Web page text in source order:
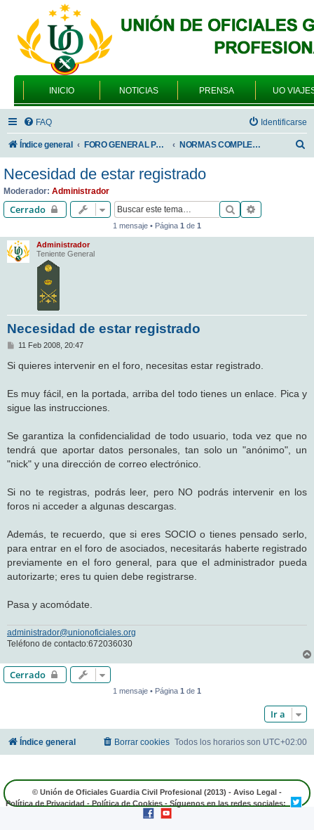
INICIO NOTICIAS PRENSA UO
FAQ Identificarse
Índice general FORO GENERAL PARA TODOS LOS USUARIOS NORMAS COMPLEMENTARIAS DE INTERVENCION EN EL FORO
r
Necesidad de estar registrado
Moderador: Administrador
Cerrado Buscar
1 mensaje • Página 1 de 1
Administrador
Teniente General
Necesidad de estar registrado
M
n
s
e
11 Feb 2008, 20:47
Si quieres intervenir en el foro, necesitas estar registrado.
Es muy fácil, en la portada, arriba del todo tienes un enlace. Pica y
sigue las instrucciones.
Se garantiza la confidencialidad de todo usuario, toda vez que no
tendrá que aportar datos personales, tan solo un "anónimo", un
"nick" y una dirección de correo electrónico.
Si no te registras, podrás leer, pero NO podrás intervenir en los
foros ni acceder a algunas descargas.
Además, te recuerdo, que si eres SOCIO o tienes pensado serlo,
para entrar en el foro de asociados, necesitarás haberte registrado
previamente en el foro general, para que el administrador pueda
autorizarte; eres tu quien debe registrarse.
Pasa y acomódate.
administrador@unionoficiales.org
Teléfono de contacto:672036030
Cerrado
1 mensaje • Página 1 de 1
Ir a
Índice general Todos los horarios son UTC+02:00
Borrar cookies
© Unión de Oficiales Guardia Civil Profesional (2013) - Aviso Legal -
Política de Privacidad - Política de Cookies - Síguenos en las redes sociales: